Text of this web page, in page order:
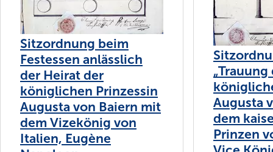
Sitzordnung beim
Festessen anlässlich
der Heirat der
königlichen Prinzessin
Augusta von Baiern mit
dem Vizekönig von
Italien, Eugène
„Trauung
Augusta
dem
Prinzen